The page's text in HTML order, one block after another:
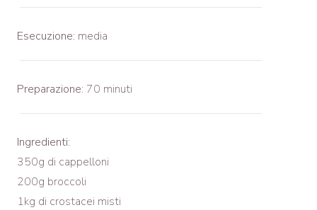
Esecuzione: media
Preparazione: 70 minuti
Ingredienti:
350g di cappelloni
200g broccoli
1kg di crostacei misti